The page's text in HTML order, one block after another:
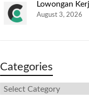
Lowongan
August 3, 2026
Categories
Categories